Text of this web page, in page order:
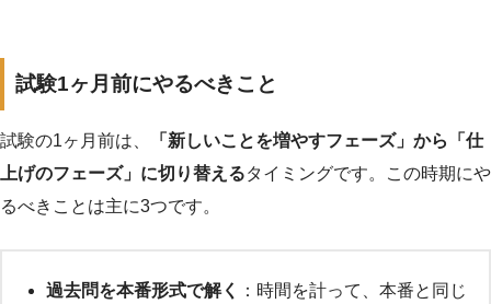
試験1ヶ月前にやるべきこと
試験の1ヶ月前は、
「新しいことを増やすフェーズ」から「仕
上げのフェーズ」に切り替えるタイミングです。この時期にや
るべきことは主に3つです。
過去問を本番形式で解く ：時間を計って、本番と同じ